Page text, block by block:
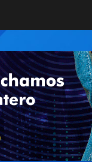
7